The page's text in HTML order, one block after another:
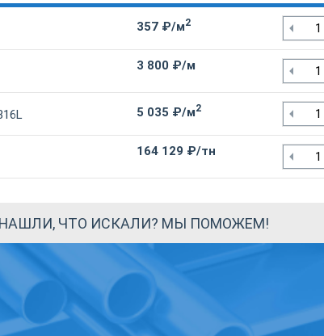
357 ₽/м2
3 800 ₽/м
5 035 ₽/м2
164 129 ₽/тн
ЧТО ИСКАЛИ? МЫ ПОМОЖЕМ!